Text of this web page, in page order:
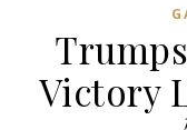
Victory